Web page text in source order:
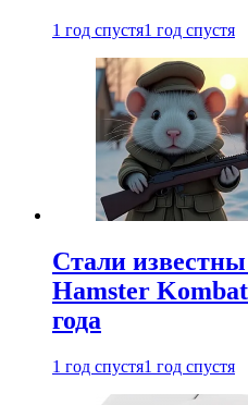
1 год спустя1 год спустя
Стали
Hamster
года
1 год спустя1 год спустя